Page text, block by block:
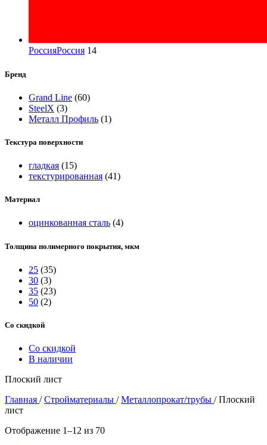
РоссияРоссия 14
Бренд
Grand Line (60)
SteelX (3)
Металл Профиль (1)
Текстура поверхности
гладкая (15)
текстурированная (41)
Материал
оцинкованная сталь (4)
Толщина полимерного покрытия, мкм
25 (35)
30 (3)
35 (23)
50 (2)
Со скидкой
Со скидкой
В наличии
Плоский лист
Главная / Стройматериалы / Металлопрокат/трубы / Плоский
лист
Отображение 1–12 из 70